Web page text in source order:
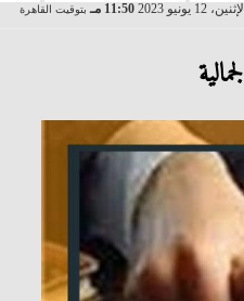
الإثنين، 12 يونيو 2023 11:50 مـ بتوقيت القاهرة